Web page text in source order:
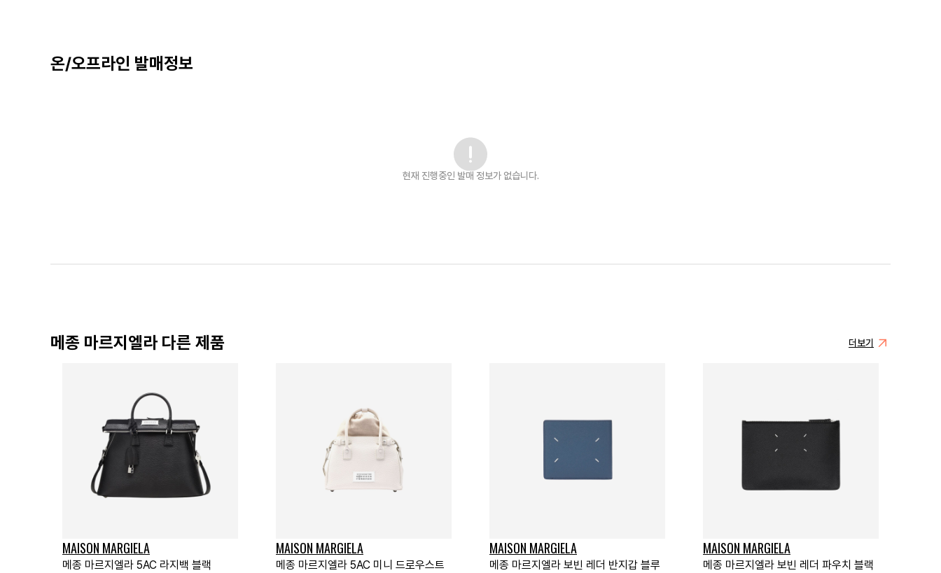
온/오프라인 발매정보
현재 진행중인 발매 정보가 없습니다.
메종 마르지엘라 다른 제품 더보기
MAISON MARGIELA
메종 마르지엘라 5AC 라지백 블랙
MAISON MARGIELA
메종 마르지엘라 5AC 미니 드로우스트
MAISON MARGIELA
메종 마르지엘라 보빈 레더 반지갑 블루
MAISON MARGIELA
메종 마르지엘라 보빈 레더 파우치 블랙